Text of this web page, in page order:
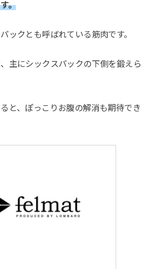
。
ックとも呼ばれている筋肉です。
主にシックスパックの下側を鍛えら
と、ぽっこりお腹の解消も期待でき